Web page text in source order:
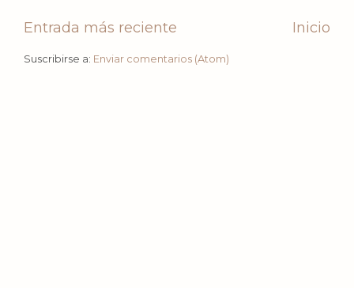
Entrada más reciente Inicio
Suscribirse a: Enviar comentarios (Atom)